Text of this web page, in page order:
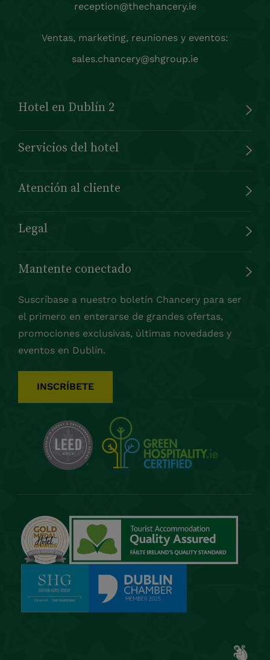
reception@thechancery.ie
Ventas, marketing, reuniones y eventos:
sales.chancery@shgroup.ie
Hotel en Dublín 2
Servicios del hotel
Atención al cliente
Legal
Mantente conectado
Suscríbase a nuestro boletín Chancery para ser
el primero en enterarse de grandes ofertas,
promociones exclusivas, últimas novedades y
eventos en Dublín.
INSCRÍBETE